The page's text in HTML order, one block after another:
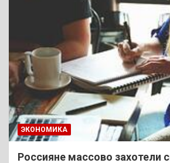
ЭКОНОМИКА
Россияне массово захотели